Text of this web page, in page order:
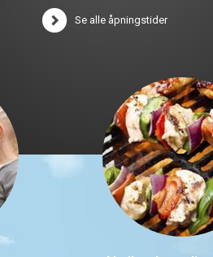
Se alle åpningstider